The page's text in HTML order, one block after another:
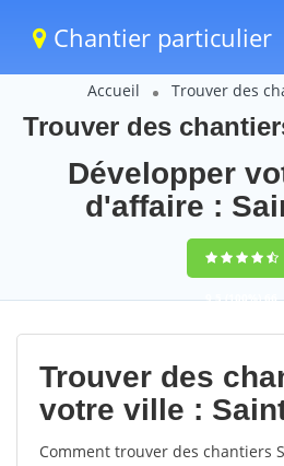
Chantier particulier
Accueil Trouver des
Trouver des
Développer
d'affaire :
9,5(100%)66
votes
Trouver des
votre ville :
Comment trouver des chantiers